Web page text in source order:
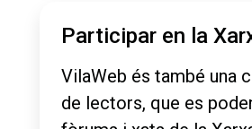
Participar en la
VilaWeb és també una
de lectors, que es